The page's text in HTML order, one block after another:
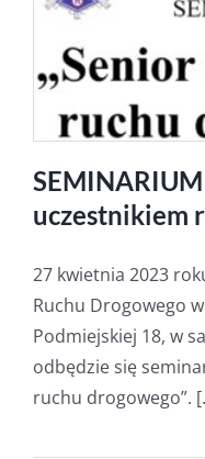
uczestnikiem
27 kwietnia 2023
Ruchu Drogowego
Podmiejskiej 18, w
odbędzie się
ruchu drogowego”.